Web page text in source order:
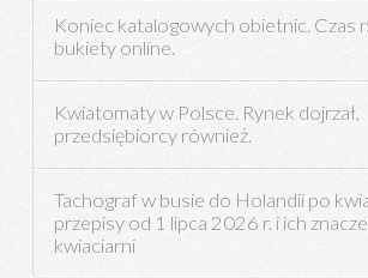
Koniec katalogowych obietnic. Czas
bukiety online.
Kwiatomaty w Polsce. Rynek dojrzał,
przedsiębiorcy również.
Tachograf w busie do Holandii po
przepisy od 1 lipca 2026 r. i ich
kwiaciarni